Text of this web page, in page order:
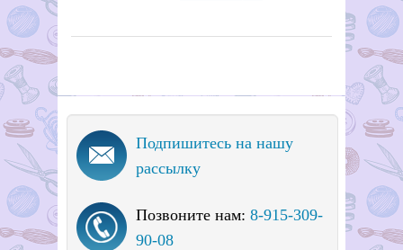
Подпишитесь на нашу
рассылку
Позвоните нам: 8-915-309-
90-08